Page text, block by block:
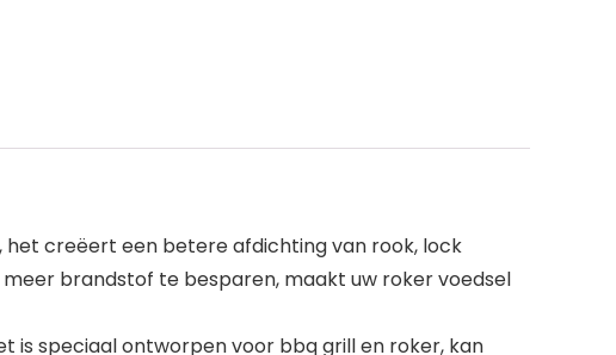
het creëert een betere afdichting van rook, lock
brandstof te besparen, maakt uw roker voedsel
is speciaal ontworpen voor bbq grill en roker, kan